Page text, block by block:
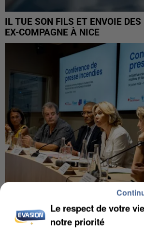
IL TUE SON FILS ET ENVOIE
EX-COMPAGNE À NICE
INCENDIES : L’ÎLE-DE-FRANCE
DE SOLIDARITÉ AVEC LES...
Le respect de votre
notre priorité